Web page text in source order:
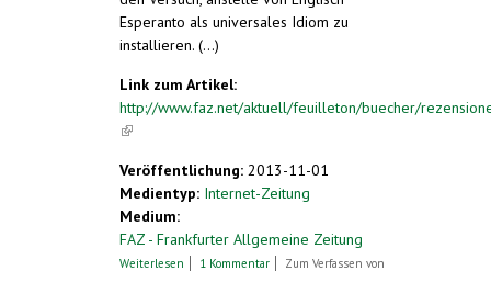
Esperanto als universales Idiom zu
installieren. (...)
Link zum Artikel:
http://www.faz.net/aktuell/feuilleton/buecher/
(link is external)
Veröffentlichung: 2013-11-01
Medientyp: Internet-Zeitung
Medium:
FAZ - Frankfurter Allgemeine Zeitung
Weiterlesen über Philippe Van Parijs:
1 Kommentar
Zum Verfassen von